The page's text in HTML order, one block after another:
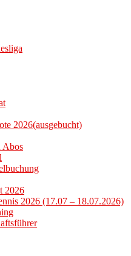
2026(ausgebucht)
Abos
2026
2026 (17.07 – 18.07.2026)